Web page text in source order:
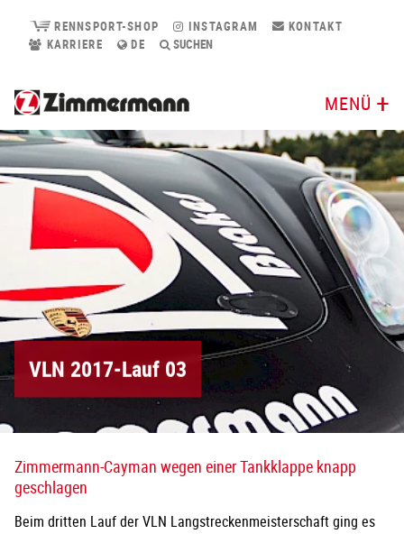
RENNSPORT-SHOP INSTAGRAM
KONTAKT
KARRIERE
DE SUCHEN
MENÜ
VLN 2017-Lauf 03
Zimmermann-Cayman wegen einer Tankklappe knapp
geschlagen
Beim dritten Lauf der VLN Langstreckenmeisterschaft ging es